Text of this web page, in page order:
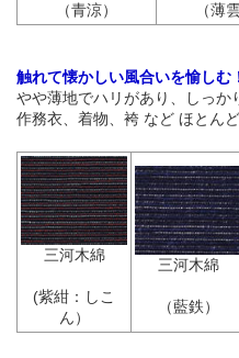
（青涼） （薄
触れて懐かしい風合いを愉しむ
やや薄地でハリがあり、しっか
作務衣、着物、袴 など ほとん
三河木綿
(紫紺：しこ
ん）
三河木綿
（藍鉄）